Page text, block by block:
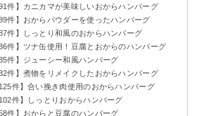
件】カニカマが美味しいおからハンバーグ
件】おからパウダーを使ったハンバーグ
件】しっとり和風のおからハンバーグ
件】ツナ缶使用！豆腐とおからのハンバーグ
件】ジューシー和風ハンバーグ
件】煮物をリメイクしたおからハンバーグ
件】合い挽き肉使用のおからハンバーグ
件】しっとりおからハンバーグ
件】おからと豆腐のハンバーグ